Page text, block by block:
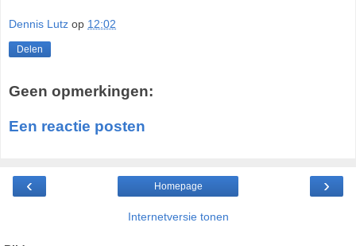
Dennis Lutz op 12:02
Delen
Geen opmerkingen:
Een reactie posten
‹ ›
Homepage
Internetversie tonen